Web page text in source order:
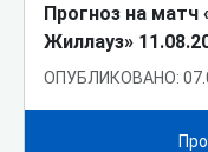
Прогноз на матч
Жиллауз»
ОПУБЛИКОВАНО: